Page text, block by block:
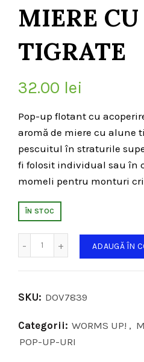
MIERE
TIGRATE
32.00 lei
Pop-up flotant cu
aromă de miere cu alune
pescuitul în straturile
fi folosit individual sau în
momeli pentru monturi
ÎN STOC
ADAUGĂ ÎN
SKU: DOV7839
Categorii: WORMS UP! ,
POP-UP-URI